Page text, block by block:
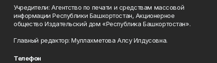
Учредители: Агентство по печати и средствам массовой
информации Республики Башкортостан, Акционерное
общество Издательский дом «Республика Башкортостан».
Главный редактор: Муллахметова Алсу Илдусовна.
Телефон